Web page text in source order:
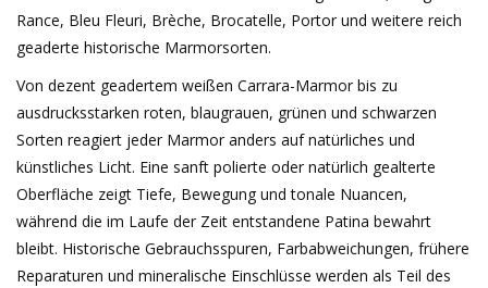
Rance, Bleu Fleuri, Brèche, Brocatelle, Portor und weitere reich
geaderte historische Marmorsorten.
Von dezent geadertem weißen Carrara-Marmor bis zu
ausdrucksstarken roten, blaugrauen, grünen und schwarzen
Sorten reagiert jeder Marmor anders auf natürliches und
künstliches Licht. Eine sanft polierte oder natürlich gealterte
Oberfläche zeigt Tiefe, Bewegung und tonale Nuancen,
während die im Laufe der Zeit entstandene Patina bewahrt
bleibt. Historische Gebrauchsspuren, Farbabweichungen, frühere
Reparaturen und mineralische Einschlüsse werden als Teil des